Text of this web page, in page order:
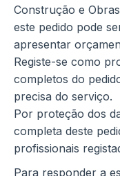
Construção e
este pedido pode
apresentar
Registe-se como
completos do
precisa do serviço.
Por proteção dos
completa deste
profissionais
Para responder a